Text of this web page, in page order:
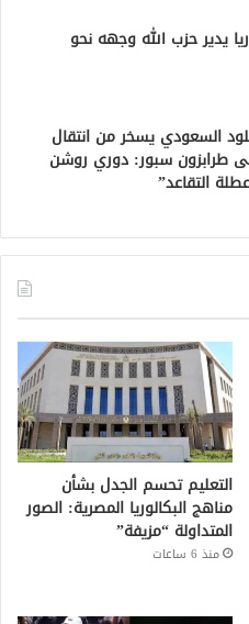
يدير حزب الله وجهه نحو
السعودي يسخر من انتقال
طرابزون سبور: دوري روشن
التقاعد”
التعليم تحسم الجدل بشأن
مناهج البكالوريا المصرية: الصور
المتداولة “مزيفة”
منذ 6 ساعات